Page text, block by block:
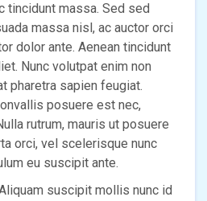
tincidunt massa. Sed sed
massa nisl, ac auctor orci
dolor ante. Aenean tincidunt
Nunc volutpat enim non
pharetra sapien feugiat.
posuere est nec,
rutrum, mauris ut posuere
orci, vel scelerisque nunc
eu suscipit ante.
suscipit mollis nunc id